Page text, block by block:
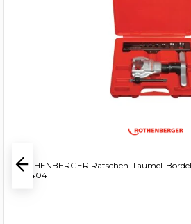
ROTHENBERGER Ratschen-Taumel-
222404